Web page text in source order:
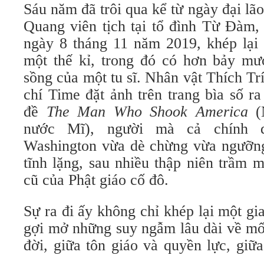
Sáu năm đã trôi qua kể từ ngày đại
Quang viên tịch tại tổ đình Từ
ngày 8 tháng 11 năm 2019, khép
một thế kỉ, trong đó có hơn bảy
sồng của một tu sĩ. Nhân vật Thích
chí Time đặt ảnh trên trang bìa số
đề The Man Who Shook America
nước Mĩ), người mà cả chính
Washington vừa dè chừng vừa
tĩnh lặng, sau nhiều thập niên trầm
cũ của Phật giáo cố đô.
Sự ra đi ấy không chỉ khép lại một
gợi mở những suy ngẫm lâu dài về
đời, giữa tôn giáo và quyền lực,